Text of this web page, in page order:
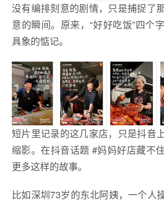
没有编排刻意的剧情，只是捕捉了
意的瞬间。原来，“好好吃饭”四个
具象的惦记。
短片里记录的这几家店，只是抖音
缩影。在抖音话题 #妈妈好店藏不
更多这样的故事。
比如深圳73岁的东北阿姨，一个人